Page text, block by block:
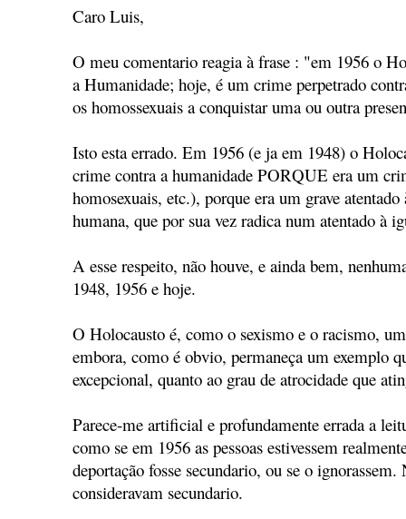
Caro Luis,
O meu comentario reagia à frase : "em 1956 o
a Humanidade; hoje, é um crime perpetrado
os homossexuais a conquistar uma ou outra
Isto esta errado. Em 1956 (e ja em 1948) o
crime contra a humanidade PORQUE era um
homosexuais, etc.), porque era um grave atentado
humana, que por sua vez radica num atentado à
A esse respeito, não houve, e ainda bem,
1948, 1956 e hoje.
O Holocausto é, como o sexismo e o racismo,
embora, como é obvio, permaneça um exemplo
excepcional, quanto ao grau de atrocidade que
Parece-me artificial e profundamente errada a
como se em 1956 as pessoas estivessem
deportação fosse secundario, ou se o
consideravam secundario.